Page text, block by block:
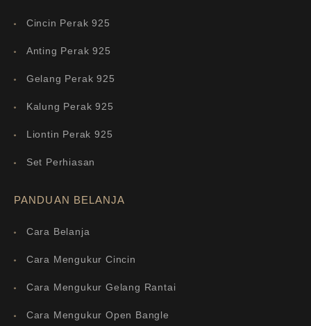
Cincin Perak 925
Anting Perak 925
Gelang Perak 925
Kalung Perak 925
Liontin Perak 925
Set Perhiasan
PANDUAN BELANJA
Cara Belanja
Cara Mengukur Cincin
Cara Mengukur Gelang Rantai
Cara Mengukur Open Bangle